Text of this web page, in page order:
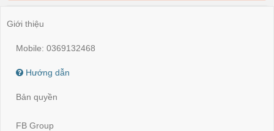
Giới thiệu
Mobile: 0369132468
Hướng dẫn
Bản quyền
FB Group